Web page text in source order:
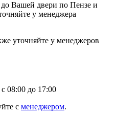
Вашей двери по Пензе и
у менеджера
уточняйте у менеджеров
08:00 до 17:00
с менеджером.